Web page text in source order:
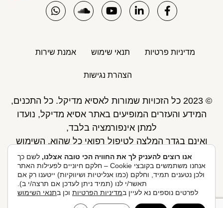
מדיניות פרטיות תנאי שימוש אמנת שירות
הצהרת נגישות
© 2023 כל הזכויות שמורות לאסיא מדיקל. כל התכנים,
המידע והעזרים המופיעים באתר אסיא מדיקל, נועדו
למתן אינפורמציה בלבד,
ואינם בגדר המלצה לטיפול רפואי כל שהוא. השימוש
באתר כפוף לתנאי השימוש ואינו מחליף את אחריות
הגולש לקבלת ייעוץ ע"י רופא.
פיתוח אתר: Skymaster
אנו רוצים להעניק לך את החוויה הכי טובה אצלנו, לשם כך
אנחנו משתמשים בקובצי Cookie – חלקם חיוניים לפעילות האתר
ולכן נטענים תמיד, וחלקם (כמו אנליטיות ושיווקיות) ייטענו רק אם
תאשר/י לנו (תמיד ניתן לעדכן אם תרצה/י ב).
לפרטים נוספים נא לעיין במדיניות הפרטיות וכן בתנאי השימוש